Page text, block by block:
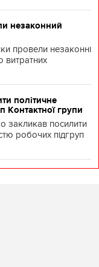
незаконний
провели незаконні
витратних
політичне
Контактної групи
закликав посилити
робочих підгруп